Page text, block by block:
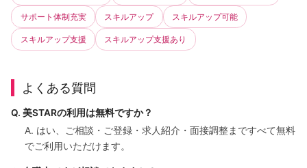
サポート体制充実 スキルアップ スキルアップ可能
スキルアップ支援 スキルアップ支援あり
よくある質問
Q. 美STARの利用は無料ですか？
A. はい、ご相談・ご登録・求人紹介・面接調整まですべて無料
でご利用いただけます。